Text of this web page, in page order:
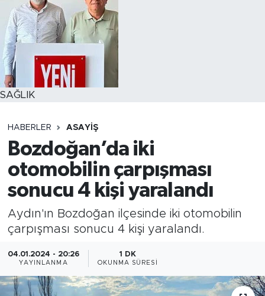
SAĞLIK
HABERLER ASAYİŞ
Bozdoğan’da iki
otomobilin çarpışması
sonucu 4 kişi yaralandı
Aydın'ın Bozdoğan ilçesinde iki otomobilin
çarpışması sonucu 4 kişi yaralandı.
04.01.2024 - 20:26
YAYINLANMA
1 DK
OKUNMA SÜRESI